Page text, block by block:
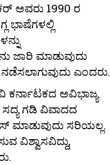
ಅವರು 1990 ರ
ಭಾಷೆಗಳಲ್ಲಿ
ಜಾರಿ ಮಾಡುವುದು
ಎಂದರು.
ಕರ್ನಾಟಕದ ಅವಿಭಾಜ್ಯ
ಗಡಿ ವಿವಾದದ
ಮಾಡುವುದು ಸರಿಯಲ್ಲ.
ವಿಶ್ವಾಸವಿದ್ದು,